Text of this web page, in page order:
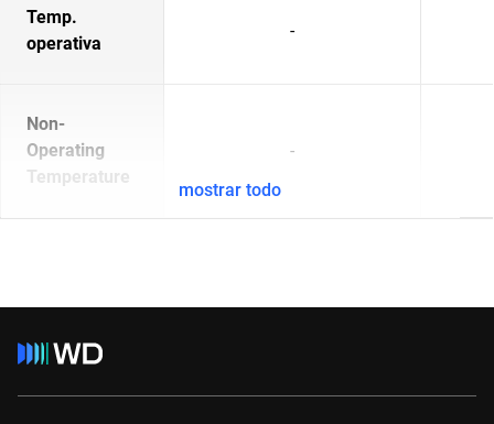
Temp.
operativa
-
Non-
Operating
Temperature
-
mostrar todo